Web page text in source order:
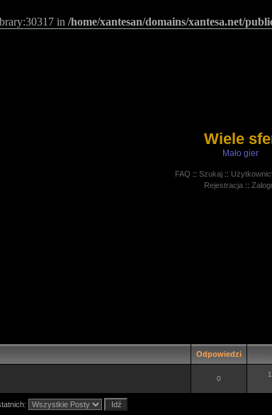
in /home/xantesan/domains/xantesa.net/
Wiele
Mało gier
FAQ :: Szukaj::
Rejestracja ::
Odpowiedzi
0